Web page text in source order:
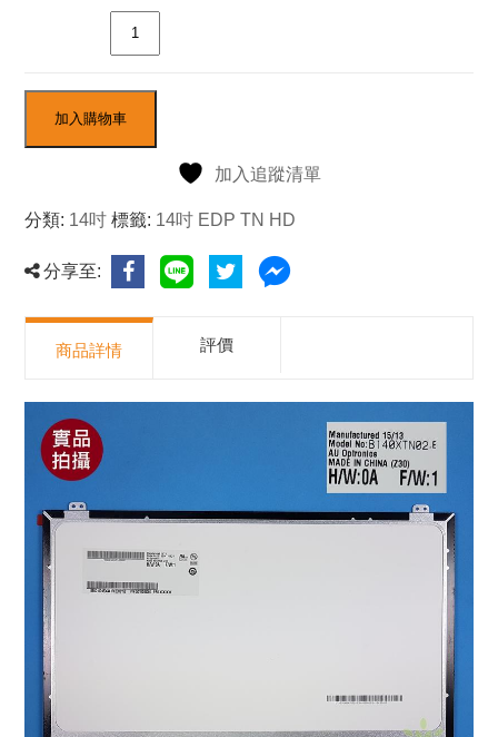
加入購物車
加入追蹤清單
分類: 14吋 標籤: 14吋 EDP TN HD
分享至:
商品詳情 評價